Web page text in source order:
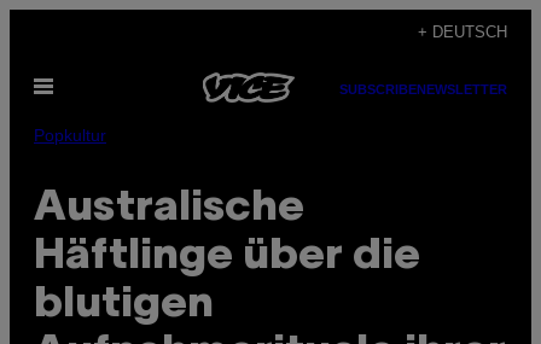
content
+ DEUTSCH
Open
SUBSCRIBENEWSLETTER
Popkultur
Australische
Häftlinge über die
blutigen